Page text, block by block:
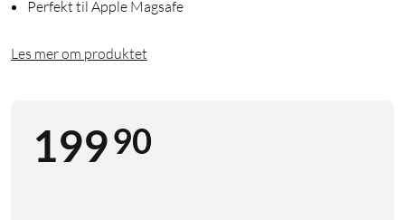
Perfekt til Apple Magsafe
Les mer om produktet
19990